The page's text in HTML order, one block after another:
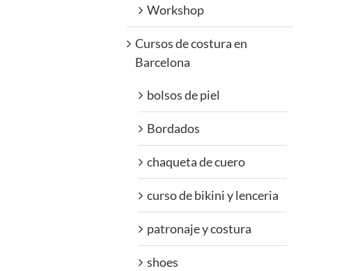
Workshop
Cursos de costura en
Barcelona
bolsos de piel
Bordados
chaqueta de cuero
curso de bikini y lenceria
patronaje y costura
shoes